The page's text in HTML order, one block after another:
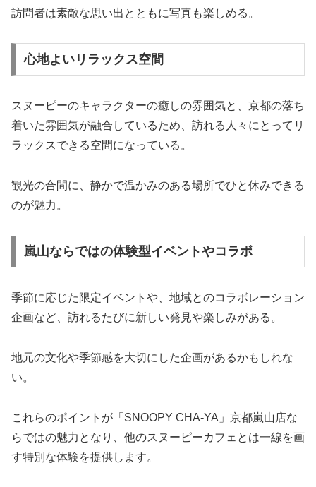
訪問者は素敵な思い出とともに写真も楽しめる。
心地よいリラックス空間
スヌーピーのキャラクターの癒しの雰囲気と、京都の落ち
着いた雰囲気が融合しているため、訪れる人々にとってリ
ラックスできる空間になっている。
観光の合間に、静かで温かみのある場所でひと休みできる
のが魅力。
嵐山ならではの体験型イベントやコラボ
季節に応じた限定イベントや、地域とのコラボレーション
企画など、訪れるたびに新しい発見や楽しみがある。
地元の文化や季節感を大切にした企画があるかもしれな
い。
これらのポイントが「SNOOPY CHA-YA」京都嵐山店な
らではの魅力となり、他のスヌーピーカフェとは一線を画
す特別な体験を提供します。